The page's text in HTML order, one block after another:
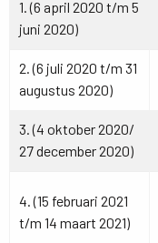
1. (6 april 2020 t/m 5
juni 2020)
2. (6 juli 2020 t/m 31
augustus 2020)
3. (4 oktober 2020/
27 december 2020)
4. (15 februari 2021
t/m 14 maart 2021)